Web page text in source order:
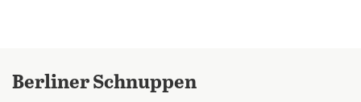
Berliner Schnuppen